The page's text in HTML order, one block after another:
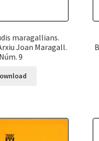
maragallians.
Joan Maragall.
Núm. 9